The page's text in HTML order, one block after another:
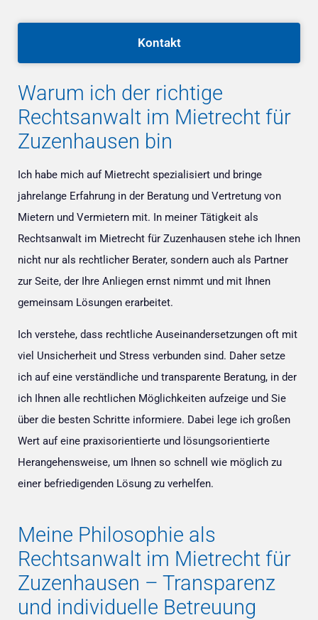
Kontakt
Warum ich der richtige
Rechtsanwalt im Mietrecht für
Zuzenhausen bin
Ich habe mich auf Mietrecht spezialisiert und bringe
jahrelange Erfahrung in der Beratung und Vertretung von
Mietern und Vermietern mit. In meiner Tätigkeit als
Rechtsanwalt im Mietrecht für Zuzenhausen stehe ich Ihnen
nicht nur als rechtlicher Berater, sondern auch als Partner
zur Seite, der Ihre Anliegen ernst nimmt und mit Ihnen
gemeinsam Lösungen erarbeitet.
Ich verstehe, dass rechtliche Auseinandersetzungen oft mit
viel Unsicherheit und Stress verbunden sind. Daher setze
ich auf eine verständliche und transparente Beratung, in der
ich Ihnen alle rechtlichen Möglichkeiten aufzeige und Sie
über die besten Schritte informiere. Dabei lege ich großen
Wert auf eine praxisorientierte und lösungsorientierte
Herangehensweise, um Ihnen so schnell wie möglich zu
einer befriedigenden Lösung zu verhelfen.
Meine Philosophie als
Rechtsanwalt im Mietrecht für
Zuzenhausen – Transparenz
und individuelle Betreuung